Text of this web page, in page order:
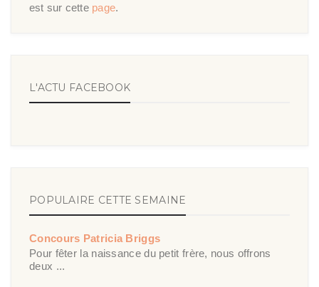
est sur cette page.
L'ACTU FACEBOOK
POPULAIRE CETTE SEMAINE
Concours Patricia Briggs
Pour fêter la naissance du petit frère, nous offrons
deux ...